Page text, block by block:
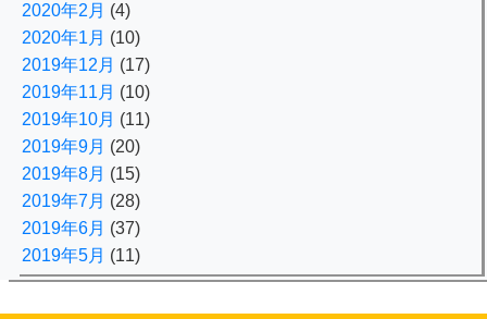
2020年2月 (4)
2020年1月 (10)
2019年12月 (17)
2019年11月 (10)
2019年10月 (11)
2019年9月 (20)
2019年8月 (15)
2019年7月 (28)
2019年6月 (37)
2019年5月 (11)